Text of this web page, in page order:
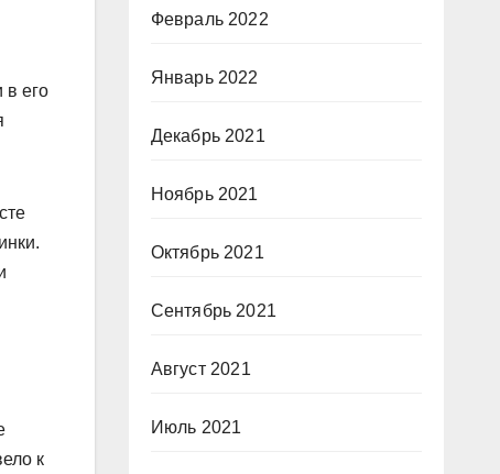
в его
к
Февраль 2022
Январь 2022
Декабрь 2021
Ноябрь 2021
Октябрь 2021
Сентябрь 2021
Август 2021
Июль 2021